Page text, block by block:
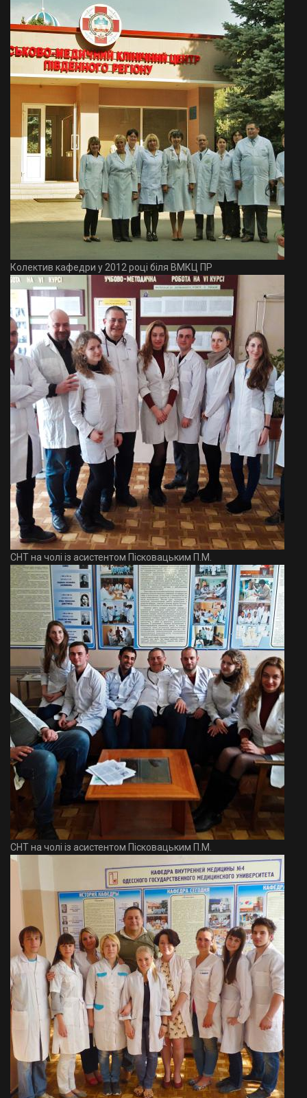
Колектив кафедри у 2012 році біля ВМКЦ ПР
СНТ на чолі із асистентом Пісковацьким П.М.
СНТ на чолі із асистентом Пісковацьким П.М.